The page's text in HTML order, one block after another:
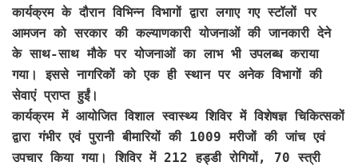
कार्यक्रम के दौरान विभिन्न विभागों द्वारा लगाए गए स्टॉलों पर
आमजन को सरकार की कल्याणकारी योजनाओं की जानकारी देने
के साथ-साथ मौके पर योजनाओं का लाभ भी उपलब्ध कराया
गया। इससे नागरिकों को एक ही स्थान पर अनेक विभागों की
सेवाएं प्राप्त हुईं।
कार्यक्रम में आयोजित विशाल स्वास्थ्य शिविर में विशेषज्ञ चिकित्सकों
द्वारा गंभीर एवं पुरानी बीमारियों की 1009 मरीजों की जांच एवं
उपचार किया गया। शिविर में 212 हड्डी रोगियों, 70 स्त्री